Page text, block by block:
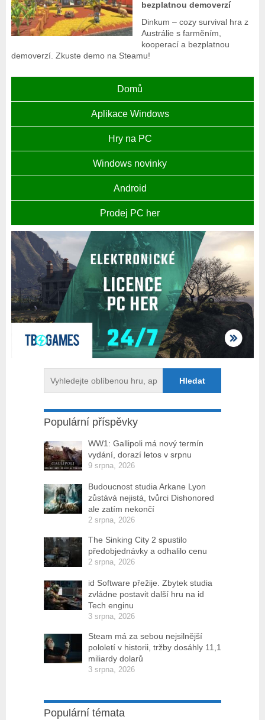
bezplatnou demoverzí
Dinkum – cozy survival hra z
Austrálie s farměním,
kooperací a bezplatnou
demoverzí. Zkuste demo na Steamu!
Domů
Aplikace Windows
Hry na PC
Windows novinky
Android
Prodej PC her
Populární příspěvky
WW1: Gallipoli má nový termín
vydání, dorazí letos v srpnu
9 srpna, 2026
Budoucnost studia Arkane Lyon
zůstává nejistá, tvůrci Dishonored
ale zatím nekončí
2 srpna, 2026
The Sinking City 2 spustilo
předobjednávky a odhalilo cenu
2 srpna, 2026
id Software přežije. Zbytek studia
zvládne postavit další hru na id
Tech enginu
3 srpna, 2026
Steam má za sebou nejsilnější
pololetí v historii, tržby dosáhly 11,1
miliardy dolarů
3 srpna, 2026
Populární témata